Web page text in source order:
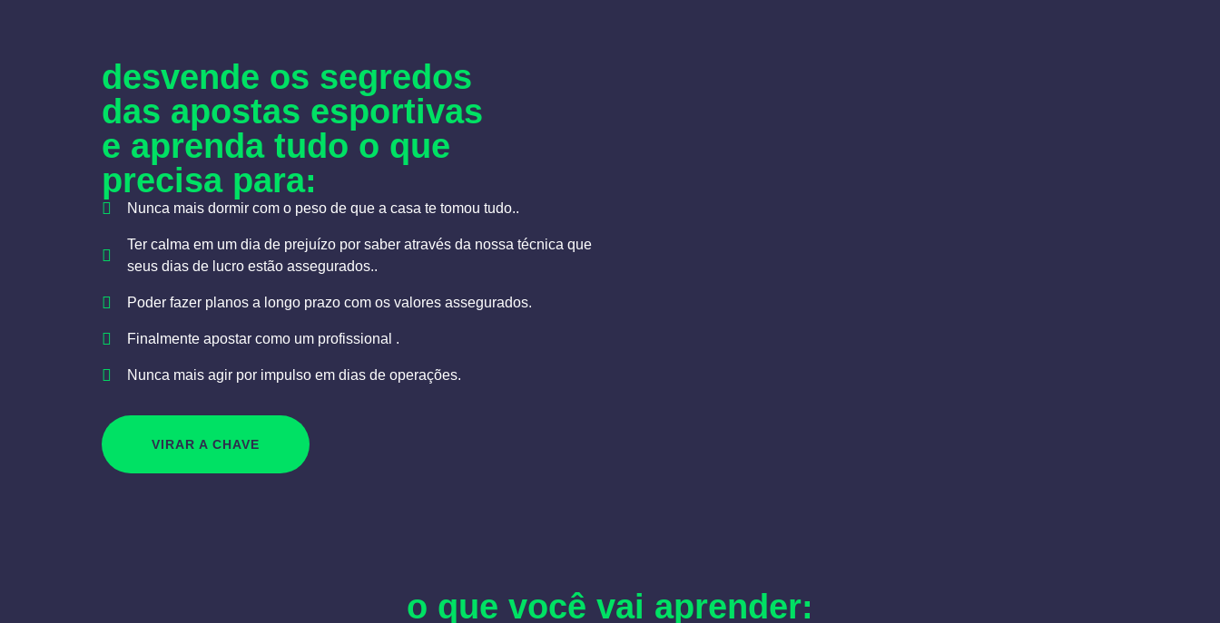
desvende os segredos
das apostas esportivas
e aprenda tudo o que
precisa para:
Nunca mais dormir com o peso de que a casa te tomou tudo..
Ter calma em um dia de prejuízo por saber através da nossa técnica que
seus dias de lucro estão assegurados..
Poder fazer planos a longo prazo com os valores assegurados.
Finalmente apostar como um profissional .
Nunca mais agir por impulso em dias de operações.
VIRAR A CHAVE
o que você vai aprender: